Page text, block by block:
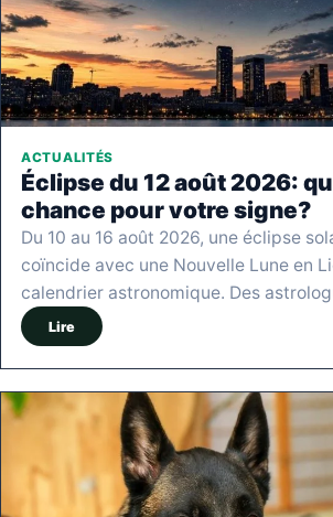
ACTUALITÉS
Éclipse du 12 août 2026:
chance pour votre signe?
Du 10 au 16 août 2026, une éclipse
coïncide avec une Nouvelle Lune en
calendrier astronomique. Des
Lire